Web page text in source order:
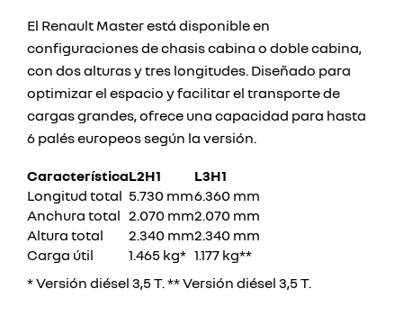
El Renault Master está disponible en
configuraciones de chasis cabina o doble cabina,
con dos alturas y tres longitudes. Diseñado para
optimizar el espacio y facilitar el transporte de
cargas grandes, ofrece una capacidad para hasta
6 palés europeos según la versión.
CaracterísticaL2H1
L3H1
Longitud total 5.730 mm6.360 mm
Anchura total 2.070 mm2.070 mm
Altura total
2.340 mm2.340 mm
Carga útil
1.465 kg* 1.177 kg**
* Versión diésel 3,5 T. ** Versión diésel 3,5 T.